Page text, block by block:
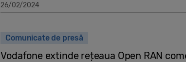
26/02/2024
Comunicate de presă
Vodafone extinde rețeaua Open RAN